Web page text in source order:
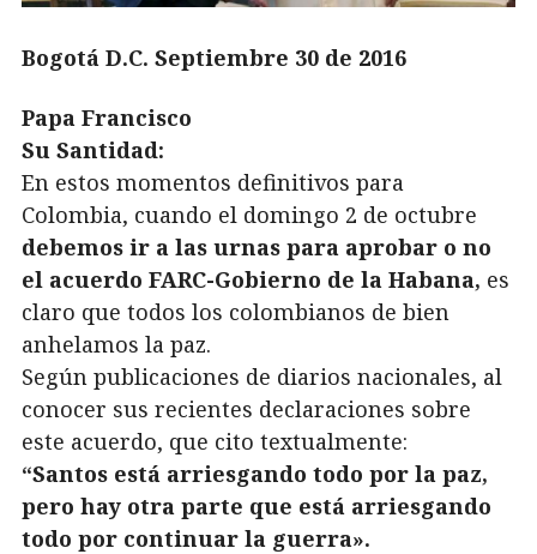
Bogotá D.C. Septiembre 30 de 2016
Papa Francisco
Su Santidad:
En estos momentos definitivos para
Colombia, cuando el domingo 2 de octubre
debemos ir a las urnas para aprobar o no
el acuerdo FARC-Gobierno de la Habana, es
claro que todos los colombianos de bien
anhelamos la paz.
Según publicaciones de diarios nacionales, al
conocer sus recientes declaraciones sobre
este acuerdo, que cito textualmente:
“Santos está arriesgando todo por la paz,
pero hay otra parte que está arriesgando
todo por continuar la guerra».